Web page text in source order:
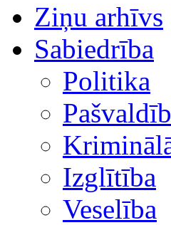
Ziņu arhīvs
Sabiedrība
Politika
Izglītība
Veselība